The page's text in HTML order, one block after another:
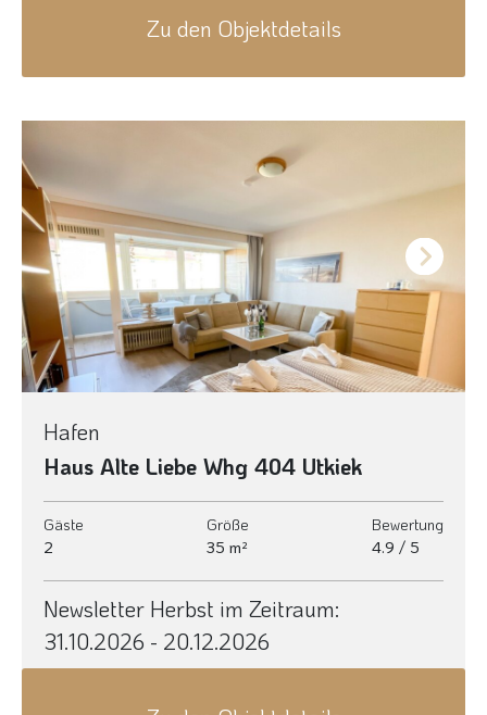
Zu den Objektdetails
Next
Hafen
Haus Alte Liebe Whg 404 Utkiek
Gäste
2
Größe
35 m²
Bewertung
4.9 / 5
Newsletter Herbst im Zeitraum:
31.10.2026 - 20.12.2026